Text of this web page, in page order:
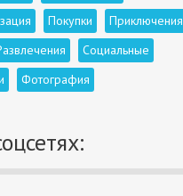
Покупки
Приключения
Социальные
Фотография